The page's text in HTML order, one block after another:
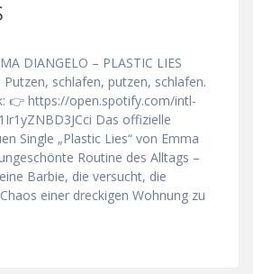
DIANGELO – PLASTIC LIES
schlafen, putzen, schlafen.
👉 https://open.spotify.com/intl-
Das offizielle
Single „Plastic Lies“ von Emma
Routine des Alltags –
Barbie, die versucht, die
einer dreckigen Wohnung zu